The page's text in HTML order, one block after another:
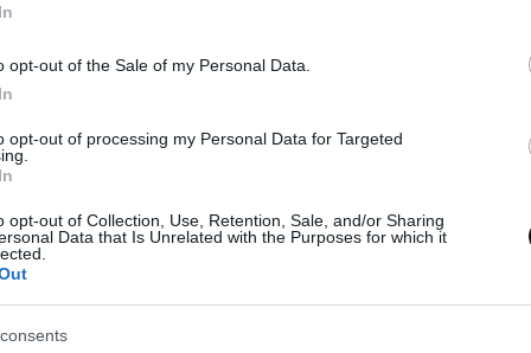
opt-out of the Sale of my Personal Data.
opt-out of processing my Personal Data for Targeted
opt-out of Collection, Use, Retention, Sale, and/or Sharing
Data that Is Unrelated with the Purposes for which it
sal y nuestras manos. ¿Fácil eh? Sin procesos
en casa, no dejéis de echar un ojo a
este post